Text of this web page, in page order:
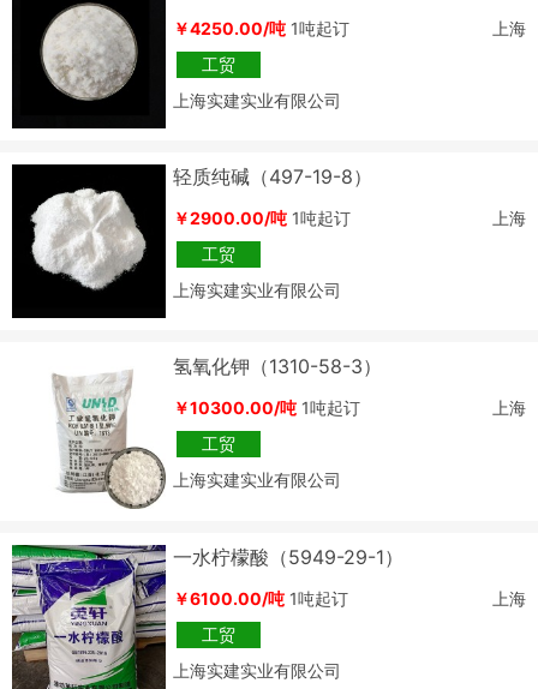
￥4250.00/吨 1吨起订
上海
工贸
上海实建实业有限公司
轻质纯碱（497-19-8）
￥2900.00/吨 1吨起订
上海
工贸
上海实建实业有限公司
氢氧化钾（1310-58-3）
￥10300.00/吨 1吨起订
上海
工贸
上海实建实业有限公司
一水柠檬酸（5949-29-1）
￥6100.00/吨 1吨起订
上海
工贸
上海实建实业有限公司